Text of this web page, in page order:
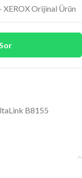
XEROX Orijinal Ürün
B8155